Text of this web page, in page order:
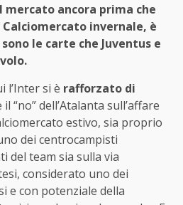
mercato ancora prima che
Calciomercato invernale, è
le carte che Juventus e
l’Inter si è rafforzato di
“no” dell’Atalanta sull’affare
estivo, sia proprio
dei centrocampisti
del team sia sulla via
considerato uno dei
e con potenziale della